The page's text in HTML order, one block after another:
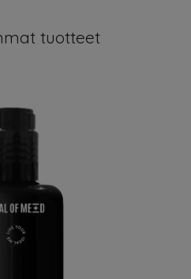
tuotteet